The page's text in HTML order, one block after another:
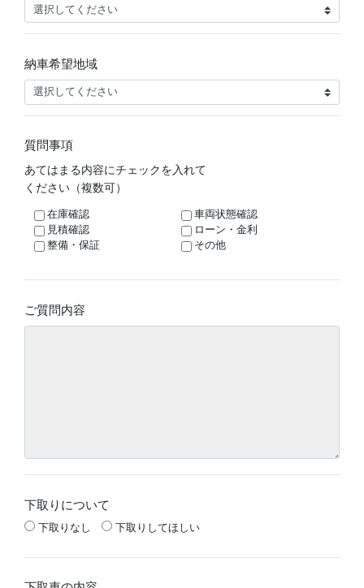
納車希望地域
質問事項
あてはまる内容にチェックを入れて
ください（複数可）
在庫確認
車両状態確認
見積確認
ローン・金利
整備・保証
その他
ご質問内容
下取りについて
下取りなし 下取りしてほしい